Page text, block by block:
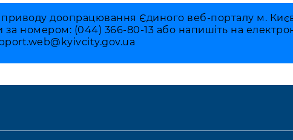
доопрацювання Єдиного веб-порталу м.
за номером: (044) 366-80-13 або напишіть на